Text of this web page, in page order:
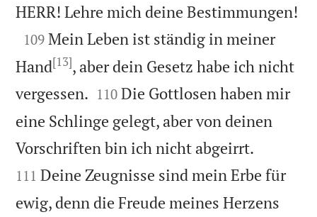
HERR! Lehre mich deine Bestimmungen!

109 Mein Leben ist ständig in meiner
Hand[13], aber dein Gesetz habe ich nicht
vergessen. 

110 Die Gottlosen haben mir
eine Schlinge gelegt, aber von deinen
Vorschriften bin ich nicht abgeirrt.
111 Deine Zeugnisse sind mein Erbe für
ewig, denn die Freude meines Herzens